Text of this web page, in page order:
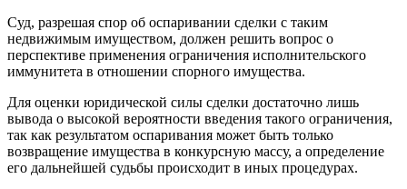
Суд, разрешая спор об оспаривании сделки с таким
недвижимым имуществом, должен решить вопрос о
перспективе применения ограничения исполнительского
иммунитета в отношении спорного имущества.
Для оценки юридической силы сделки достаточно лишь
вывода о высокой вероятности введения такого ограничения,
так как результатом оспаривания может быть только
возвращение имущества в конкурсную массу, а определение
его дальнейшей судьбы происходит в иных процедурах.